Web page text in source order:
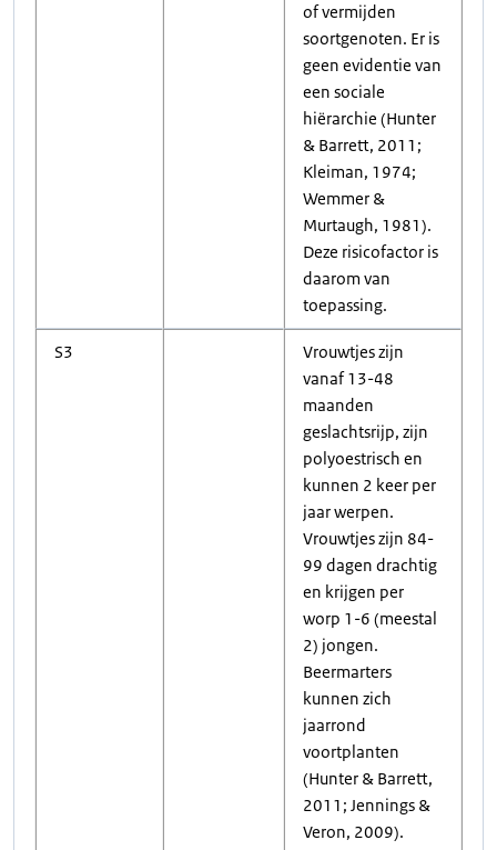
of vermijden
soortgenoten. Er is
geen evidentie van
een sociale
hiërarchie (Hunter
& Barrett, 2011;
Kleiman, 1974;
Wemmer &
Murtaugh, 1981).
Deze risicofactor is
daarom van
toepassing.
S3
Vrouwtjes zijn
vanaf 13-48
maanden
geslachtsrijp, zijn
polyoestrisch en
kunnen 2 keer per
jaar werpen.
Vrouwtjes zijn 84-
99 dagen drachtig
en krijgen per
worp 1-6 (meestal
2) jongen.
Beermarters
kunnen zich
jaarrond
voortplanten
(Hunter & Barrett,
2011; Jennings &
Veron, 2009).